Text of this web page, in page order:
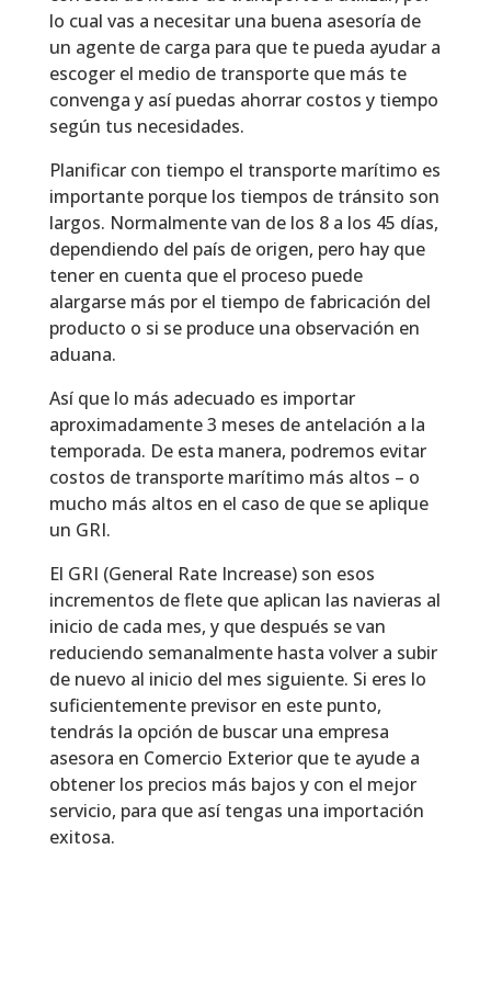
lo cual vas a necesitar una buena asesoría de
un agente de carga para que te pueda ayudar a
escoger el medio de transporte que más te
convenga y así puedas ahorrar costos y tiempo
según tus necesidades.
Planificar con tiempo el transporte marítimo es
importante porque los tiempos de tránsito son
largos. Normalmente van de los 8 a los 45 días,
dependiendo del país de origen, pero hay que
tener en cuenta que el proceso puede
alargarse más por el tiempo de fabricación del
producto o si se produce una observación en
aduana.
Así que lo más adecuado es importar
aproximadamente 3 meses de antelación a la
temporada. De esta manera, podremos evitar
costos de transporte marítimo más altos – o
mucho más altos en el caso de que se aplique
un GRI.
El GRI (General Rate Increase) son esos
incrementos de flete que aplican las navieras al
inicio de cada mes, y que después se van
reduciendo semanalmente hasta volver a subir
de nuevo al inicio del mes siguiente. Si eres lo
suficientemente previsor en este punto,
tendrás la opción de buscar una empresa
asesora en Comercio Exterior que te ayude a
obtener los precios más bajos y con el mejor
servicio, para que así tengas una importación
exitosa.